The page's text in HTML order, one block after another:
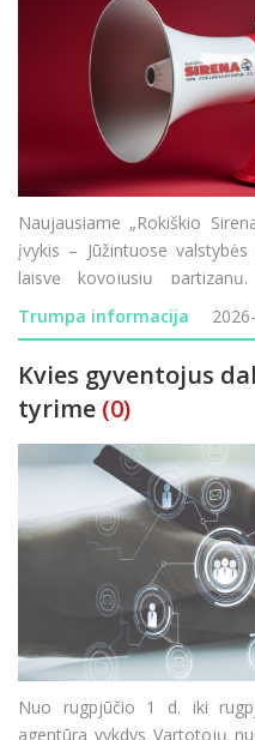
Naujausiame „Rokiškio
įvykis – Jūžintuose
laisvę kovojusių
nebegali taikstytis su
Rudolf
Trumpa informacija
Kvies gyventojus
tyrime (0)
Nuo rugpjūčio 1 d. iki
agentūra vykdys Vartotojų